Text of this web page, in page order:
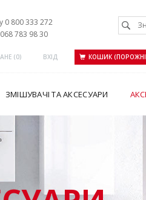
0 800 333 272
783 98 30
(0) ВХІД КОШИК
ЗМІШУВАЧІ ТА АКСЕСУАРИ